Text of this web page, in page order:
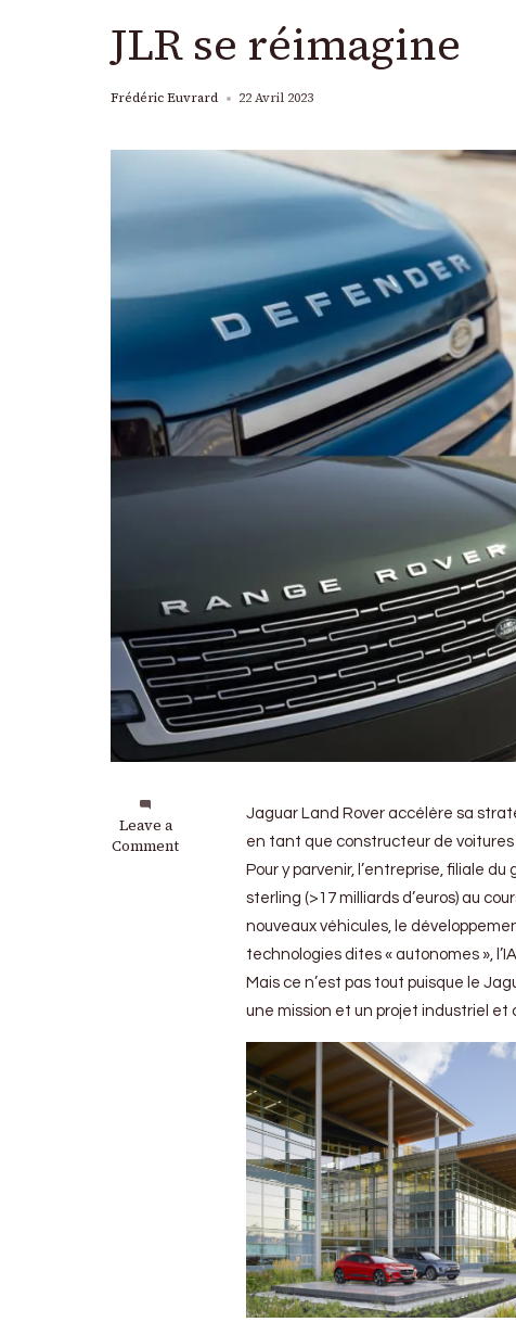
JLR se réimagine
Frédéric Euvrard 22 Avril 2023
Leave a
Comment
on
JLR
Jaguar Land Rover accélère sa
en tant que constructeur de voitures
Pour y parvenir, l’entreprise, filiale
sterling (>17 milliards d’euros) au
nouveaux véhicules, le
technologies dites « autonomes »,
Mais ce n’est pas tout puisque le
une mission et un projet industriel et